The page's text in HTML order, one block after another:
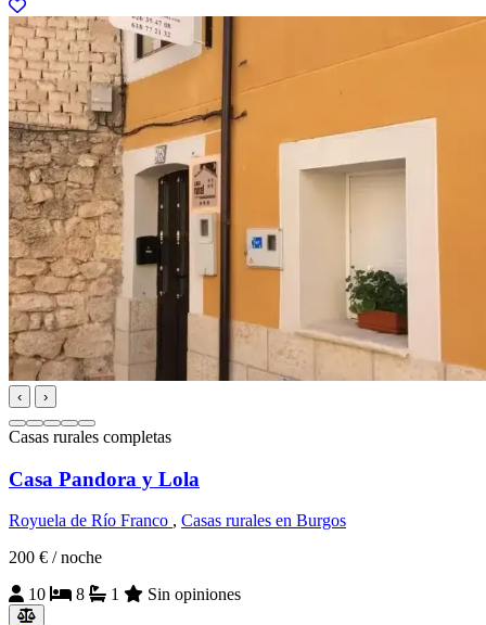
‹ ›
Casas rurales completas
Casa Pandora y Lola
Royuela de Río Franco , Casas rurales en Burgos
200 € / noche
10
8 1 Sin opiniones